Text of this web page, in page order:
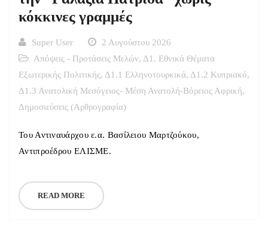
κόκκινες γραμμές
Super User
2 Αυγούστου 2026
Απόψεις - Προτάσεις Μελών, Δ1. Εθνικά Θέματα
Εξωτερικής Πολιτικής, Δ1.1 Ελληνοτουρκικά, Δ1.2 Κυπριακό,
Δ1.3 Ανατολική Μεσόγειος- Μέση Ανατολή-Βόρειος Αφρική,
Δημοσιεύσεις (Αρθρογραφία)
Του Αντιναυάρχου ε.α. Βασίλειου Μαρτζούκου,
Αντιπροέδρου ΕΛΙΣΜΕ.
READ MORE